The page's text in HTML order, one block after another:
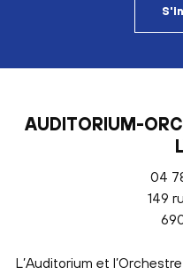
AUDITORIUM-
04
149
L’Auditorium et